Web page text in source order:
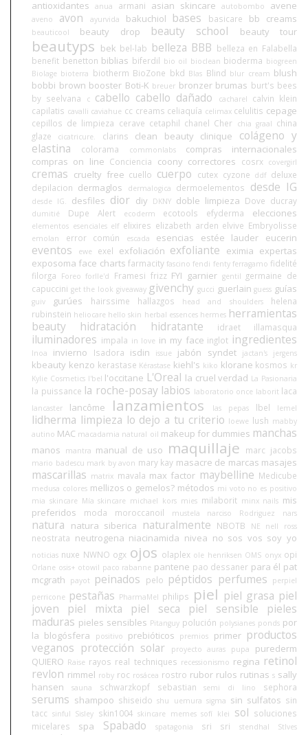
antioxidantes anua armani asian skincare autobombo avene
aveno avon ayurvida bakuchiol bases basicare bb creams
beauticool beauty drop beauty school beauty tour
beautyps bek bel-lab belleza BBB belleza en Falabella
benefit benetton biblias biferdil bio oil bioclean bioderma biogreen
Biolage bioterra biotherm BioZone bkd Blas Blind blur cream blush
bobbi brown booster Boti-K breuer bronzer brumas burt's bees
by seelvana
c cabello cabello dañado cacharel
calvin klein
capilatis cavalli caviahue cc creams celiaquía celimax celulitis cepage
cepillos de limpieza cerave cetaphil chanel Cher chia graal china
glaze
cicatricure. clarins clean beauty clinique
colágeno y
elastina
colorama commonlabs
compras internacionales
compras on line Conciencia coony correctores cosrx covergirl
cremas cruelty free cuello cuerpo cutex cyzone ddf deluxe
depilacion dermaglos dermalogica dermoelementos desde IG
desde IG. desfiles dior diy DKNY doble limpieza Dove ducray
dumitié Dupe Alert ecoderm ecotools efyderma elecciones
elementos esenciales elf elixires elizabeth arden elvive Embryolisse
emolan error común escada esencias estée lauder eucerin
eventos ewe exel exfoliación exfoliante eximia expertas
exposoma face charts farmacity fascino fendi fenty ferragamo fidelité
filorga
Foreo forlle'd Framesi frizz FYI garnier gentil germaine de
capuccini get the look giveaway givenchy gucci guerlain guess guías
guiv gurúes hairssime hallazgos head and shoulders
helena
rubinstein heliocare hello skin herbal essences hermes herramientas
beauty
hidratación hidratante idraet illamasqua
iluminadores impala in love in my face inglot ingredientes
Inoa invierno Isadora isdin issue jabón syndet jactan's jergens
kbeauty kenzo kerastase Kérastase kiehl's kiko klorane kosmos kr
Kylie Cosmetics l'bel l'occitane L'Oreal la cruel verdad La Pasionaria
la puissance la roche-posay labios laboratorio once laborit laca
lancaster lancôme lanzamientos las pepas lbel lemel
lidherma limpieza lo dejo a tu criterio loewe lush mabby
autino MAC macadamia natural oil makeup for dummies manchas
manos mantra manual de uso maquillaje marc jacobs
mario badescu mark by avon mary kay masacre de marcas masajes
mascarillas matrix mavala max factor maybelline Medicube
medusa colores mellizos o gemelos? métodos mi voto no es positivo
mia skincare Mía skincare michael kors mies milaborit minx nails mis
preferidos
moda moroccanoil mustela narciso Rodriguez nars
natura natura siberica naturalmente NBOTB NE nell ross
neostrata neutrogena niacinamida nivea no sos vos soy yo
noticias nuxe NWNO ogx ojos olaplex ole henriksen OMS onyx opi
Orlane osis+ otowil paco rabanne pantene pao dessaner para él pat
mcgrath
payot peinados pelo péptidos perfumes
perpiel
perricone pestañas PharmaMel philips piel piel grasa piel
joven
piel mixta piel seca piel sensible
pieles
maduras pieles sensibles Pitanguy polución polysianes ponds por
la blogósfera
positivo prebióticos premios primer productos
veganos protección solar proyecto auras pupa
purederm
QUIERO Raise rayos real techniques recessionismo regina retinol
revlon rimmel roby roc rosácea rostro rubor rulos rutinas s sally
hansen
sauna schwarzkopf sebastian semi di lino sephora
serums shampoo shiseido shu uemura sigma sin sulfatos sin
tacc sinful Sisley skin1004 skincare memes sofí klei sol soluciones
micelares
spa Spabado spatagonia sri sri stendhal StIves